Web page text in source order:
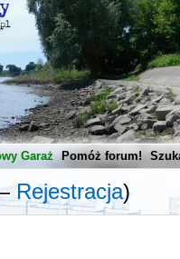
Garaż Pomóż forum!
Rejestracja)